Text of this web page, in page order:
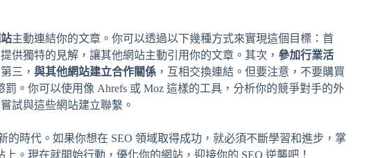
主動連結你的文章。你可以透過以下幾種方式來實現這個目標：首
供獨特的見解，讓其他網站主動引用你的文章。其次， 參加行業活
三， 與其他網站建立合作關係 ，互相交換連結。但要注意，不要購買
。你可以使用像 Ahrefs 或 Moz 這樣的工具，分析你的競爭對手的外
試與這些網站建立聯繫。
的時代。如果你想在 SEO 領域取得成功，就必須不斷學習和進步，掌
。現在就開始行動，優化你的網站，迎接你的 SEO 逆襲吧！